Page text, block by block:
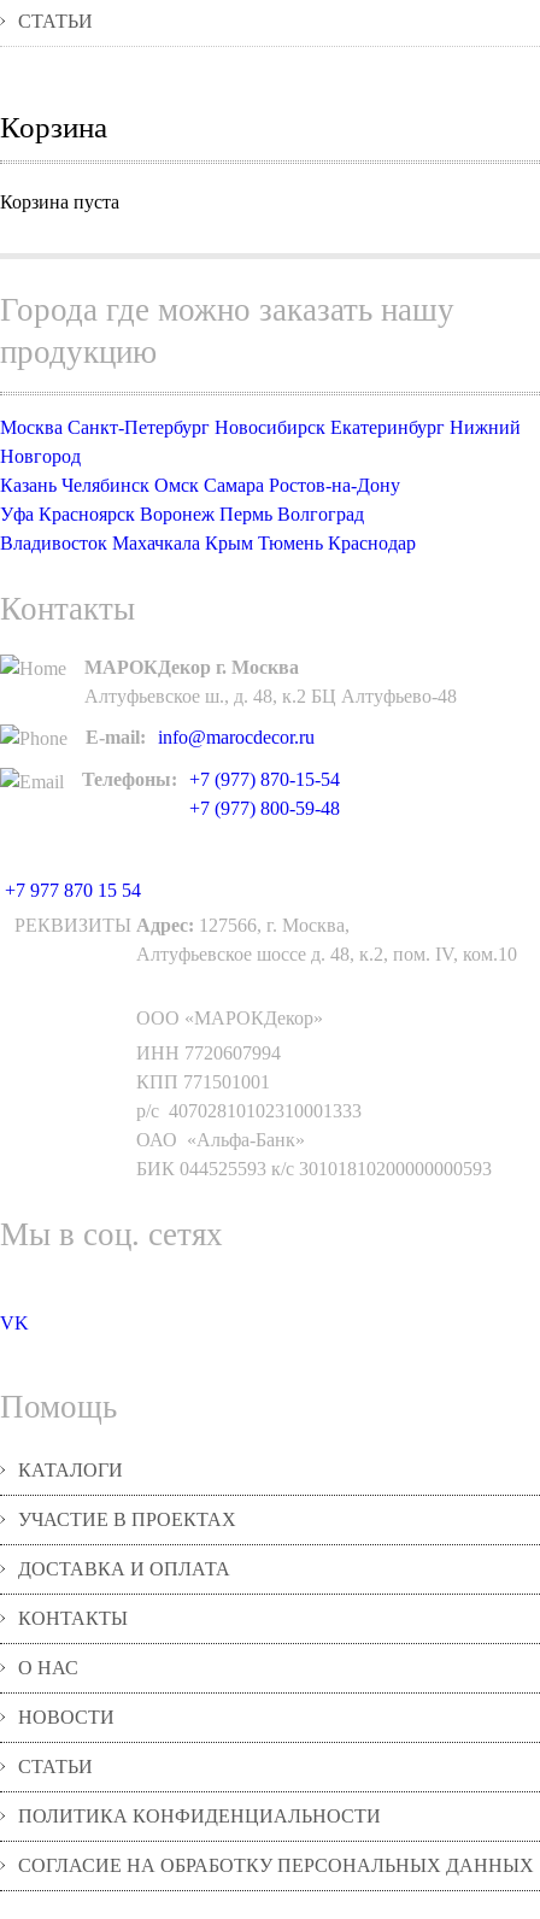
СТАТЬИ
Корзина
Корзина пуста
Города где можно заказать нашу
продукцию
Москва Санкт-Петербург Новосибирск Екатеринбург Нижний
Новгород
Казань Челябинск Омск Самара Ростов-на-Дону
Уфа Красноярск Воронеж Пермь Волгоград
Владивосток Махачкала Крым Тюмень Краснодар
Контакты
МАРОКДекор г. Москва
Алтуфьевское ш., д. 48, к.2 БЦ Алтуфьево-48
E-mail:
info@marocdecor.ru
Телефоны:
+7 (977) 870-15-54
+7 (977) 800-59-48
+7 977 870 15 54
РЕКВИЗИТЫ Адрес: 127566, г. Москва,
Алтуфьевское шоссе д. 48, к.2, пом. IV, ком.10
ООО «МАРОКДекор»
ИНН 7720607994
КПП 771501001
р/с 40702810102310001333
ОАО «Альфа-Банк»
БИК 044525593 к/с 30101810200000000593
Мы в соц. сетях
VK
Помощь
КАТАЛОГИ
УЧАСТИЕ В ПРОЕКТАХ
ДОСТАВКА И ОПЛАТА
КОНТАКТЫ
О НАС
НОВОСТИ
СТАТЬИ
ПОЛИТИКА КОНФИДЕНЦИАЛЬНОСТИ
СОГЛАСИЕ НА ОБРАБОТКУ ПЕРСОНАЛЬНЫХ ДАННЫХ